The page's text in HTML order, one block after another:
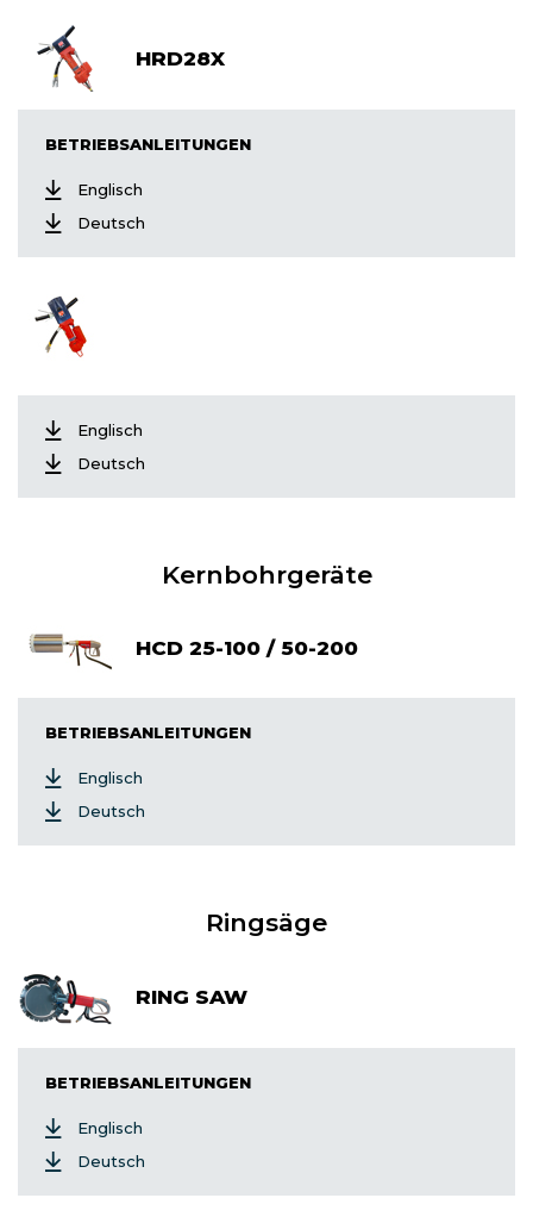
HRD28X
BETRIEBSANLEITUNGEN
Englisch
Deutsch
Englisch
Deutsch
Kernbohrgeräte
HCD 25-100 / 50-200
BETRIEBSANLEITUNGEN
Englisch
Deutsch
Ringsäge
RING SAW
BETRIEBSANLEITUNGEN
Englisch
Deutsch